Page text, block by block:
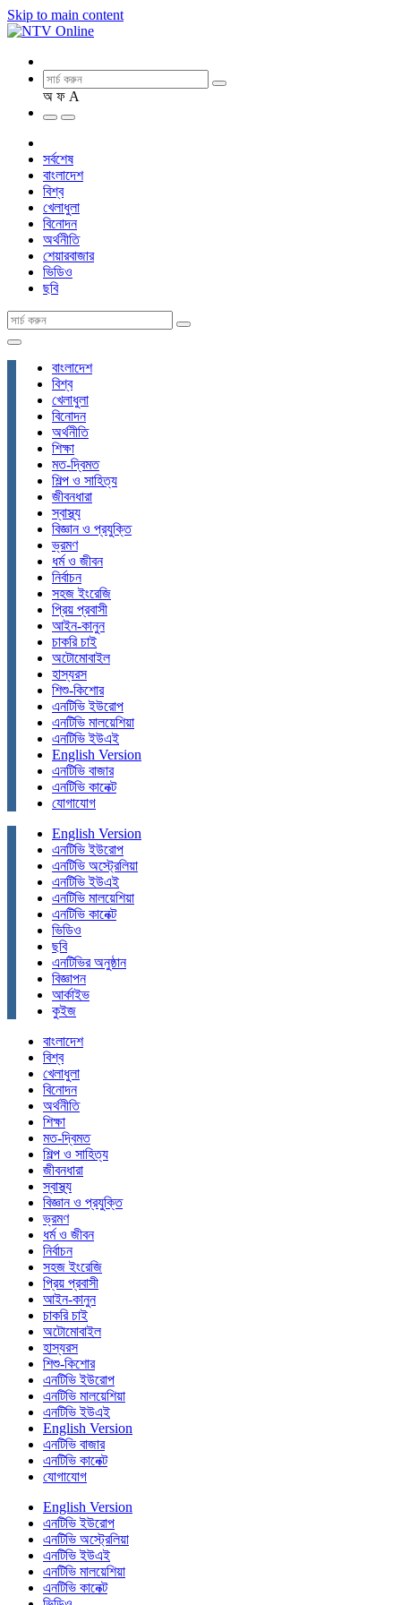
Skip to main content
অ ফ A
সর্বশেষ
বাংলাদেশ
বিশ্ব
খেলাধুলা
বিনোদন
অর্থনীতি
শেয়ারবাজার
ভিডিও
ছবি
বাংলাদেশ
বিশ্ব
খেলাধুলা
বিনোদন
অর্থনীতি
শিক্ষা
মত-দ্বিমত
শিল্প ও সাহিত্য
জীবনধারা
স্বাস্থ্য
বিজ্ঞান ও প্রযুক্তি
ভ্রমণ
ধর্ম ও জীবন
নির্বাচন
সহজ ইংরেজি
প্রিয় প্রবাসী
আইন-কানুন
চাকরি চাই
অটোমোবাইল
হাস্যরস
শিশু-কিশোর
এনটিভি ইউরোপ
এনটিভি মালয়েশিয়া
এনটিভি ইউএই
English Version
এনটিভি বাজার
এনটিভি কানেক্ট
যোগাযোগ
English Version
এনটিভি ইউরোপ
এনটিভি অস্ট্রেলিয়া
এনটিভি ইউএই
এনটিভি মালয়েশিয়া
এনটিভি কানেক্ট
ভিডিও
ছবি
এনটিভির অনুষ্ঠান
বিজ্ঞাপন
আর্কাইভ
কুইজ
বাংলাদেশ
বিশ্ব
খেলাধুলা
বিনোদন
অর্থনীতি
শিক্ষা
মত-দ্বিমত
শিল্প ও সাহিত্য
জীবনধারা
স্বাস্থ্য
বিজ্ঞান ও প্রযুক্তি
ভ্রমণ
ধর্ম ও জীবন
নির্বাচন
সহজ ইংরেজি
প্রিয় প্রবাসী
আইন-কানুন
চাকরি চাই
অটোমোবাইল
হাস্যরস
শিশু-কিশোর
এনটিভি ইউরোপ
এনটিভি মালয়েশিয়া
এনটিভি ইউএই
English Version
এনটিভি বাজার
এনটিভি কানেক্ট
যোগাযোগ
English Version
এনটিভি ইউরোপ
এনটিভি অস্ট্রেলিয়া
এনটিভি ইউএই
এনটিভি মালয়েশিয়া
এনটিভি কানেক্ট